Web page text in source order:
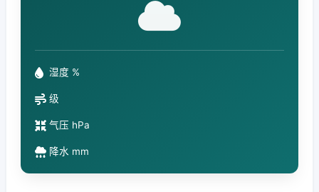
湿度 %
级
气压 hPa
降水 mm